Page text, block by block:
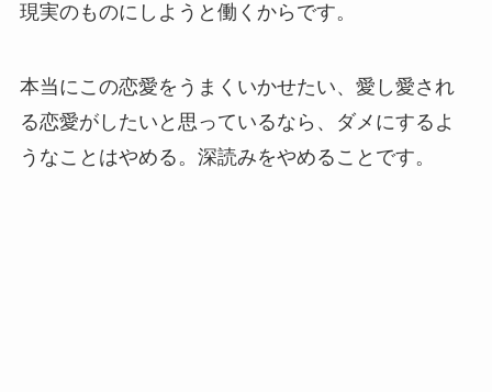
現実のものにしようと働くからです。
本当にこの恋愛をうまくいかせたい、愛し愛され
る恋愛がしたいと思っているなら、ダメにするよ
うなことはやめる。深読みをやめることです。